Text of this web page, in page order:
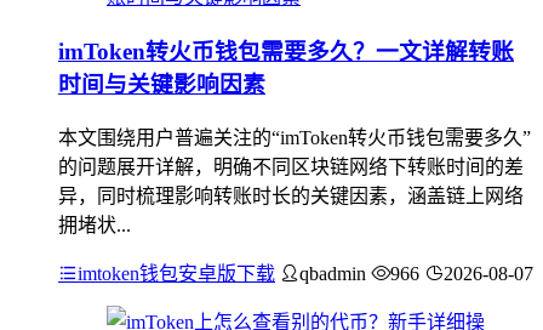
imToken转火币钱包需要多久？一文详解转账
时间与关键影响因素
本文围绕用户普遍关注的“imToken转火币钱包需要多久”
的问题展开详解，明确不同区块链网络下转账时间的差
异，同时梳理影响转账时长的关键因素，涵盖链上网络
拥堵状...
imtoken钱包安卓版下载 qbadmin 966 2026-08-07